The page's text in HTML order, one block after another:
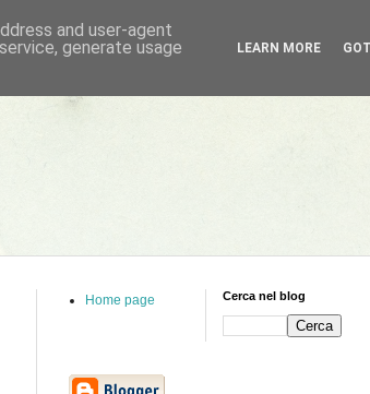
Home page Cerca nel blog
and user-agent
generate usage
LEARN MORE